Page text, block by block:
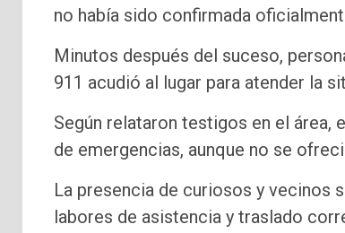
no había sido confirmada
Minutos después del suceso,
911 acudió al lugar para atender la
Según relataron testigos en el
de emergencias, aunque no se
La presencia de curiosos y vecinos
labores de asistencia y traslado